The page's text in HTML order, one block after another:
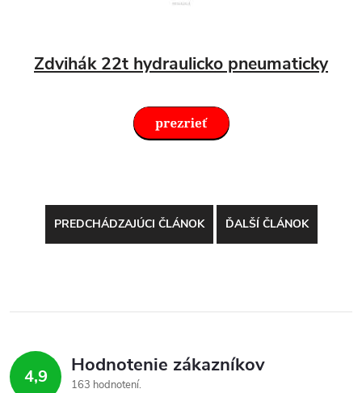
Zdvihák 22t hydraulicko pneumaticky
PREDCHÁDZAJÚCI ČLÁNOK ĎALŠÍ ČLÁNOK
4,9 Hodnotenie zákazníkov
163 hodnotení